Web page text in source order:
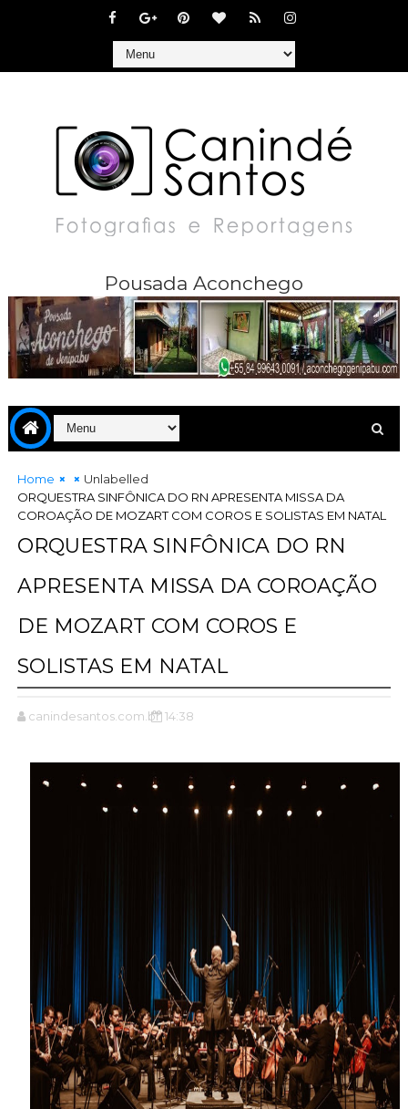
Pousada Aconchego
Home
Unlabelled
ORQUESTRA SINFÔNICA DO RN APRESENTA MISSA DA
COROAÇÃO DE MOZART COM COROS E SOLISTAS EM NATAL
ORQUESTRA SINFÔNICA DO RN
APRESENTA MISSA DA COROAÇÃO
DE MOZART COM COROS E
SOLISTAS EM NATAL
canindesantos.com.br 14:38